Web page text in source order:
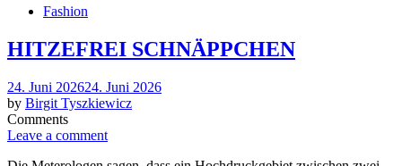
Fashion
HITZEFREI SCHNÄPPCHEN
Posted
on
24. Juni 202624. Juni 2026
by Birgit Tyszkiewicz
Comments
Leave a comment